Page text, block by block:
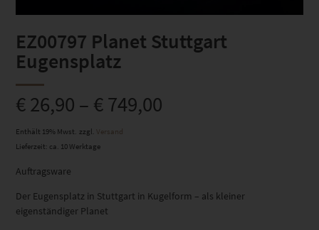
EZ00797 Planet Stuttgart
Eugensplatz
€26,90 – €749,00
Enthält 19% Mwst. zzgl.
Versand
Lieferzeit: ca. 10 Werktage
Auftragsware
Der Eugensplatz in Stuttgart in Kugelform – als kleiner
eigenständiger Planet